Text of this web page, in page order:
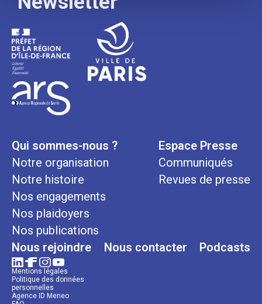
Qui sommes-nous ?
Notre organisation
Notre histoire
Nos engagements
Nos plaidoyers
Nos publications
Espace Presse
Communiqués
Revues de presse
Nous rejoindre Nous contacter Podcasts
Mentions légales
Politique des données
personnelles
Agence ID Meneo